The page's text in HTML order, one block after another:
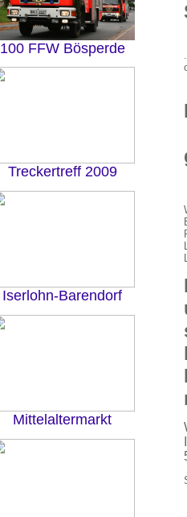
100 FFW Bösperde
Treckertreff 2009
Iserlohn-Barendorf
Mittelaltermarkt